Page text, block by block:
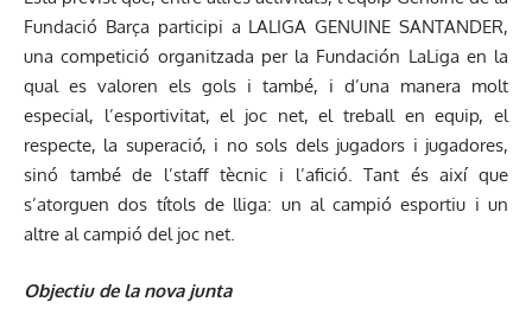
Fundació Barça participi a LALIGA GENUINE SANTANDER,
una competició organitzada per la Fundación LaLiga en la
qual es valoren els gols i també, i d’una manera molt
especial, l’esportivitat, el joc net, el treball en equip, el
respecte, la superació, i no sols dels jugadors i jugadores,
sinó també de l’staff tècnic i l’afició. Tant és així que
s’atorguen dos títols de lliga: un al campió esportiu i un
altre al campió del joc net.
Objectiu de la nova junta